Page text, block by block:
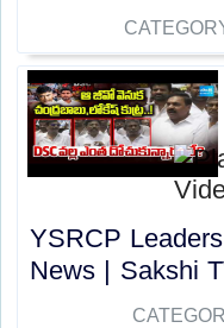
YSRCP
News | Sakshi